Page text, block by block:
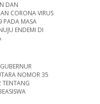
DAN
CORONA VIRUS
PADA MASA
ENDEMI DI
NOMOR 35